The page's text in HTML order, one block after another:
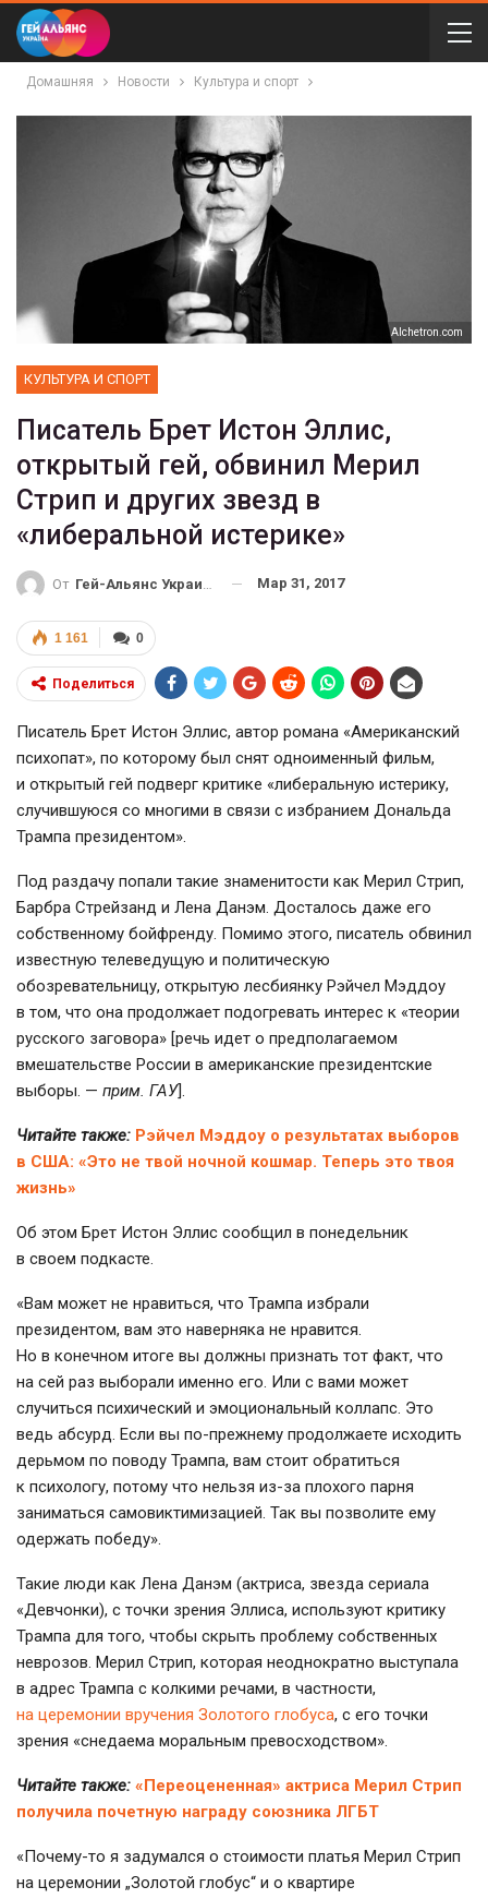
Домашняя Новости Культура и спорт
Аlchetron.com
КУЛЬТУРА И СПОРТ
Писатель Брет Истон Эллис,
открытый гей, обвинил Мерил
Стрип и других звезд в
«либеральной истерике»
От Гей-Альянс Украина Мар 31, 2017
0
1 161
Поделиться
Писатель Брет Истон Эллис, автор романа «Американский
психопат», по которому был снят одноименный фильм,
и открытый гей подверг критике «либеральную истерику,
случившуюся со многими в связи с избранием Дональда
Трампа президентом».
Под раздачу попали такие знаменитости как Мерил Стрип,
Барбра Стрейзанд и Лена Данэм. Досталось даже его
собственному бойфренду. Помимо этого, писатель обвинил
известную телеведущую и политическую
обозревательницу, открытую лесбиянку Рэйчел Мэддоу
в том, что она продолжает подогревать интерес к «теории
русского заговора» [речь идет о предполагаемом
вмешательстве России в американские президентские
выборы. — прим. ГАУ].
Читайте также: Рэйчел Мэддоу о результатах выборов
в США: «Это не твой ночной кошмар. Теперь это твоя
жизнь»
Об этом Брет Истон Эллис сообщил в понедельник
в своем подкасте.
«Вам может не нравиться, что Трампа избрали
президентом, вам это наверняка не нравится.
Но в конечном итоге вы должны признать тот факт, что
на сей раз выборали именно его. Или с вами может
случиться психический и эмоциональный коллапс. Это
ведь абсурд. Если вы по-прежнему продолжаете исходить
дерьмом по поводу Трампа, вам стоит обратиться
к психологу, потому что нельзя из-за плохого парня
заниматься самовиктимизацией. Так вы позволите ему
одержать победу».
Такие люди как Лена Данэм (актриса, звезда сериала
«Девчонки), с точки зрения Эллиса, используют критику
Трампа для того, чтобы скрыть проблему собственных
неврозов. Мерил Стрип, которая неоднократно выступала
в адрес Трампа с колкими речами, в частности,
на церемонии вручения Золотого глобуса, с его точки
зрения «снедаема моральным превосходством».
Читайте также: «Переоцененная» актриса Мерил Стрип
получила почетную награду союзника ЛГБТ
«Почему-то я задумался о стоимости платья Мерил Стрип
на церемонии „Золотой глобус“ и о квартире